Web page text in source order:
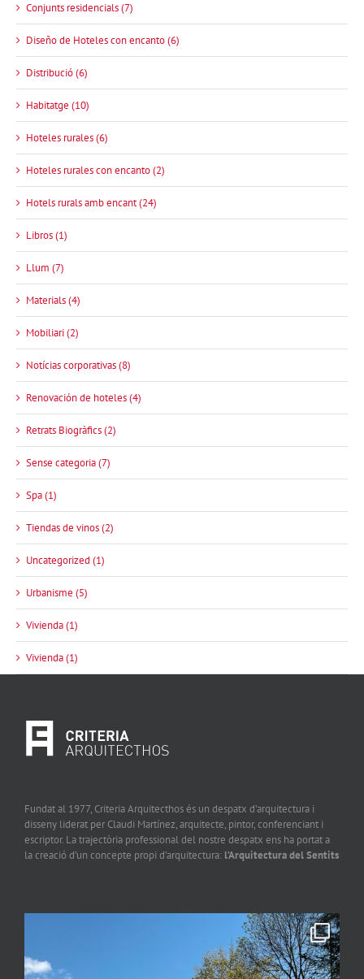
Conjunts residencials (7)
Diseño de Hoteles con encanto (6)
Distribució (6)
Habitatge (10)
Hoteles rurales (6)
Hoteles rurales con encanto (2)
Hotels rurals amb encant (24)
Libros (1)
Llum (7)
Materials (4)
Mobiliari (2)
Notícias corporativas (8)
Renovación de hoteles (4)
Retrats Biogràfics (2)
Sense categoria (7)
Spa (1)
Tiendas de vinos (2)
Uncategorized (1)
Urbanisme (5)
Vivienda (1)
Vivienda (1)
Fundat al 1977, Criteria Arquitecthos és un despatx d’arquitectura i
disseny liderat per Claudi Martínez, arquitecte, pintor, conferenciant i
escriptor. La trajectòria professional del nostre despatx ens ha portat a
la creació d’un concepte propi d’arquitectura: l’Arquitectura del Sentits